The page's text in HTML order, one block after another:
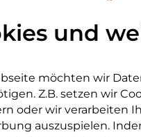
und
möchten wir
Z.B. setzen wir
oder wir verarbeiten
auszuspielen.
Anti-Aging
30 ml
1 l